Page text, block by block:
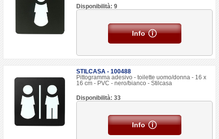
Disponibilità: 9
Info
STILCASA - 100488
Pittogramma adesivo - toilette uomo/donna - 16 x
16 cm - PVC - nero/bianco - Stilcasa
Disponibilità: 33
Info